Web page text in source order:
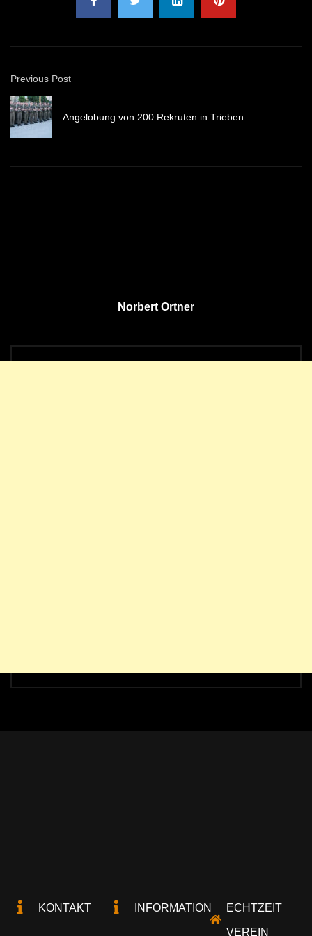
Previous Post
Angelobung von 200 Rekruten in Trieben
Norbert Ortner
KONTAKT INFORMATION ECHTZEIT
VEREIN